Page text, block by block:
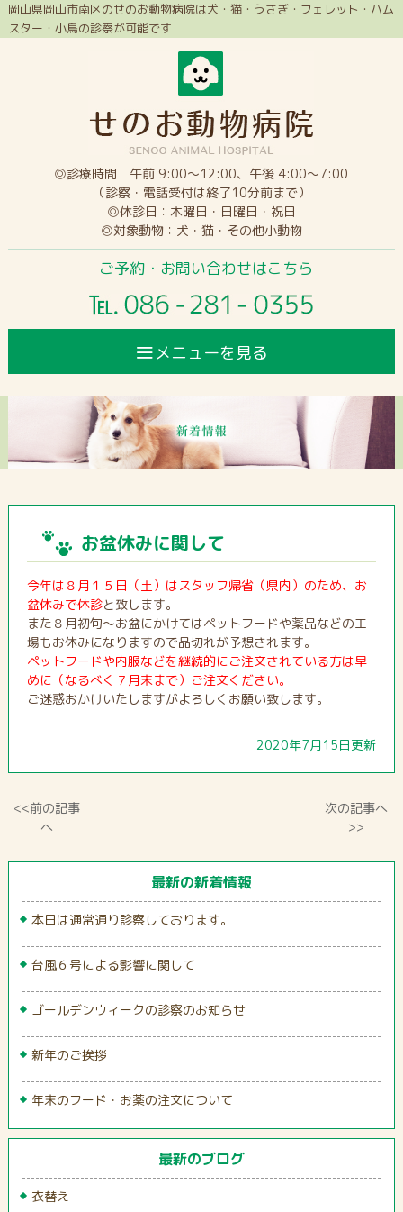
岡山県岡山市南区のせのお動物病院は犬・猫・うさぎ・フェレット・ハム
スター・小鳥の診察が可能です
◎診療時間 午前 9:00～12:00、午後 4:00～7:00
（診察・電話受付は終了10分前まで）
◎休診日：木曜日・日曜日・祝日
◎対象動物：犬・猫・その他小動物
ご予約・お問い合わせはこちら
≡メニューを見る
お盆休みに関して
今年は８月１５日（土）はスタッフ帰省（県内）のため、お
盆休みで休診と致します。
また８月初旬～お盆にかけてはペットフードや薬品などの工
場もお休みになりますので品切れが予想されます。
ペットフードや内服などを継続的にご注文されている方は早
めに（なるべく７月末まで）ご注文ください。
ご迷惑おかけいたしますがよろしくお願い致します。
2020年7月15日更新
<<前の記事
へ
次の記事へ
>>
最新の新着情報
本日は通常通り診察しております。
台風６号による影響に関して
ゴールデンウィークの診察のお知らせ
新年のご挨拶
年末のフード・お薬の注文について
最新のブログ
衣替え